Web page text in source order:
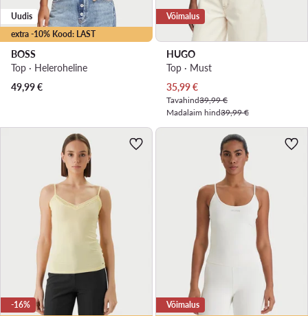
extra -10% Kood: LAST
Uudis
BOSS
Top · Heleroheline
49,99€
Võimalus
HUGO
Top · Must
Praegune hind
35,99€
Tavahind39,99 €
Madalaim hind39,99 €
-16% Võimalus